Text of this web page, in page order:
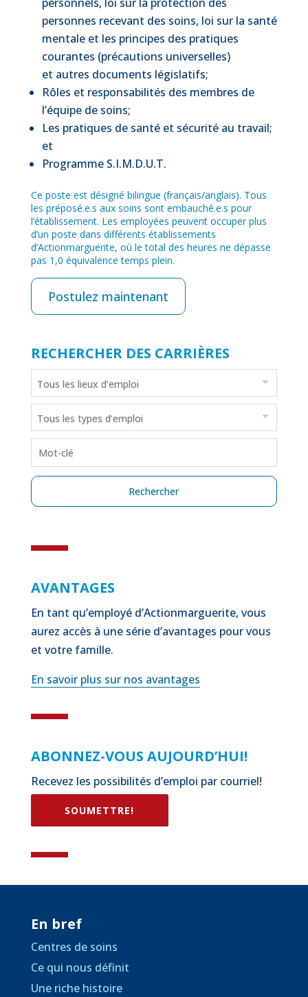
personnes recevant des soins, loi sur la santé
mentale et les principes des pratiques
courantes (précautions universelles)
et autres documents législatifs;
Rôles et responsabilités des membres de
l’équipe de soins;
Les pratiques de santé et sécurité au travail;
et
Programme S.I.M.D.U.T.
Ce poste est désigné bilingue (français/anglais). Tous
les préposé.e.s aux soins sont embauché.e.s pour
l’établissement. Les employées peuvent occuper plus
d’un poste dans différents établissements
d’Actionmarguerite, où le total des heures ne dépasse
pas 1,0 équivalence temps plein.
Postulez maintenant
RECHERCHER DES CARRIÈRES
AVANTAGES
En tant qu’employé d’Actionmarguerite, vous
aurez accès à une série d’avantages pour vous
et votre famille.
En savoir plus sur nos avantages
ABONNEZ-VOUS AUJOURD’HUI!
Recevez les possibilités d’emploi par courriel!
SOUMETTRE!
En bref
Centres de soins
Ce qui nous définit
Une riche histoire